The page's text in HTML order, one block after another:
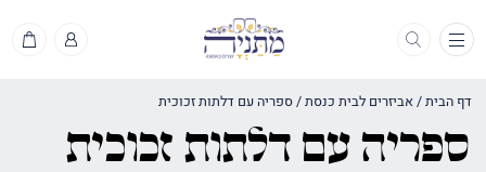
תפריט
דף הבית/אביזרים לבית כנסת/ספריה עם דלתות זכוכית
ספריה עם דלתות זכוכית